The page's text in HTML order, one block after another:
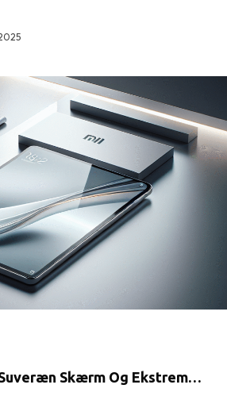
Suveræn Skærm Og Ekstrem…